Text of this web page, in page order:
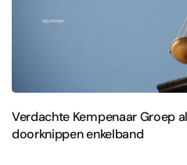
Verdachte Kempenaar Groep
doorknippen enkelband